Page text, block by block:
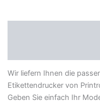
Wir liefern Ihnen die
Etikettendrucker von
Geben Sie einfach Ihr